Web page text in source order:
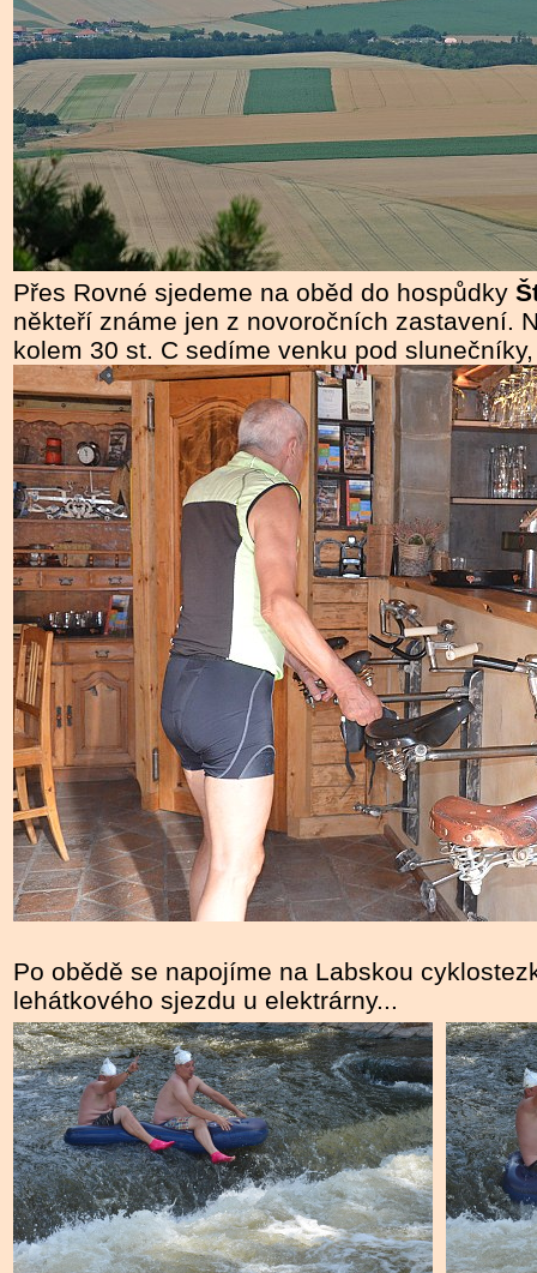
Přes Rovné sjedeme na oběd do hospůdky
někteří známe jen z novoročních zastavení.
kolem 30 st. C sedíme venku pod
Po obědě se napojíme na Labskou
lehátkového sjezdu u elektrárny...